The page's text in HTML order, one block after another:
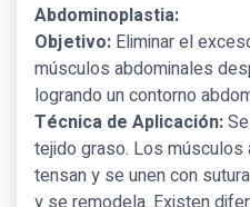
Abdominoplastia:
Objetivo: Eliminar el
músculos abdominales
logrando un contorno
Técnica de Aplicación:
tejido graso. Los
tensan y se unen con